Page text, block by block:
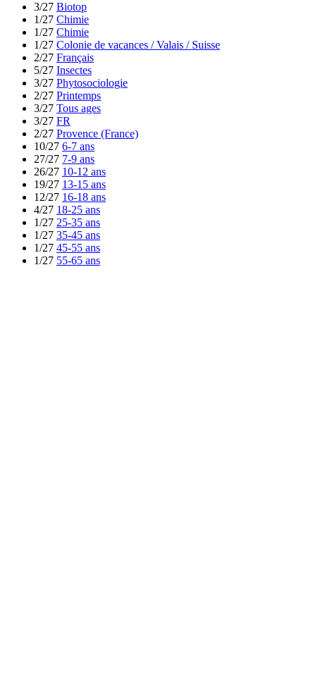
3/27 Biotop
1/27 Chimie
1/27 Chimie
1/27 Colonie de vacances / Valais / Suisse
2/27 Français
5/27 Insectes
3/27 Phytosociologie
2/27 Printemps
3/27 Tous ages
3/27 FR
2/27 Provence (France)
10/27 6-7 ans
27/27 7-9 ans
26/27 10-12 ans
19/27 13-15 ans
12/27 16-18 ans
4/27 18-25 ans
1/27 25-35 ans
1/27 35-45 ans
1/27 45-55 ans
1/27 55-65 ans